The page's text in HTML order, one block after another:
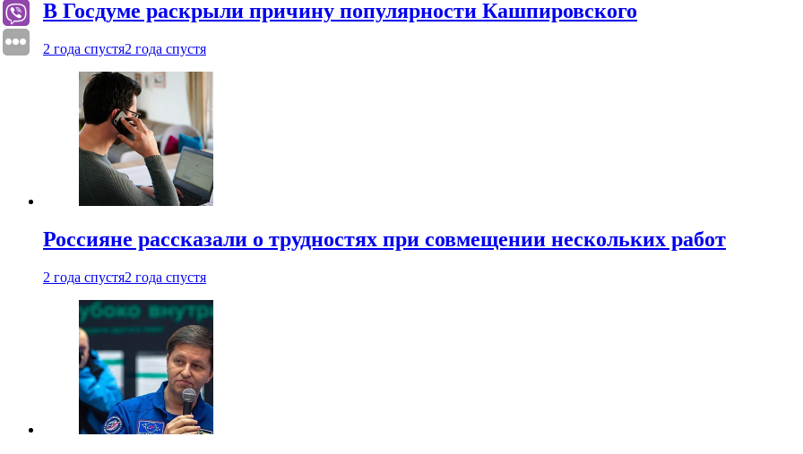
В Госдуме раскрыли причину популярности Кашпировского
2 года спустя2 года спустя
Россияне рассказали о трудностях при совмещении нескольких работ
2 года спустя2 года спустя